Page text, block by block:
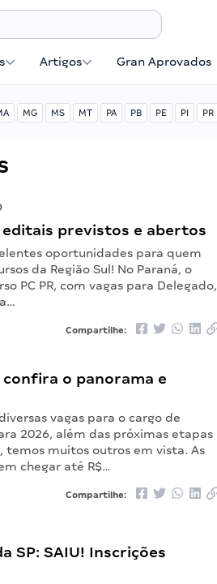
Artigos Gran Aprovados
MG MS MT PA PB PE PI PR
editais previstos e abertos
oportunidades para quem
da Região Sul! No Paraná, o
PC PR, com vagas para Delegado,
Compartilhe:
confira o panorama e
vagas para o cargo de
2026, além das próximas etapas
temos muitos outros em vista. As
chegar até R$…
Compartilhe:
SP: SAIU! Inscrições